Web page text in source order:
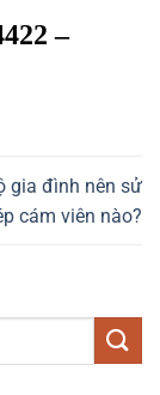
–
gia đình nên sử
cám viên nào?